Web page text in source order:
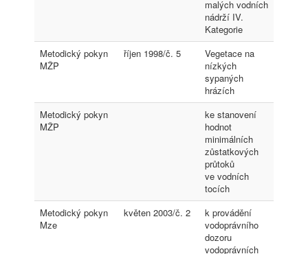
malých vodních
nádrží IV.
Kategorie
Metodický pokyn
MŽP
říjen 1998/č. 5
Vegetace na
nízkých
sypaných
hrázích
Metodický pokyn
MŽP
ke stanovení
hodnot
minimálních
zůstatkových
průtoků
ve vodních
tocích
Metodický pokyn
Mze
květen 2003/č. 2
k provádění
vodoprávního
dozoru
vodoprávních